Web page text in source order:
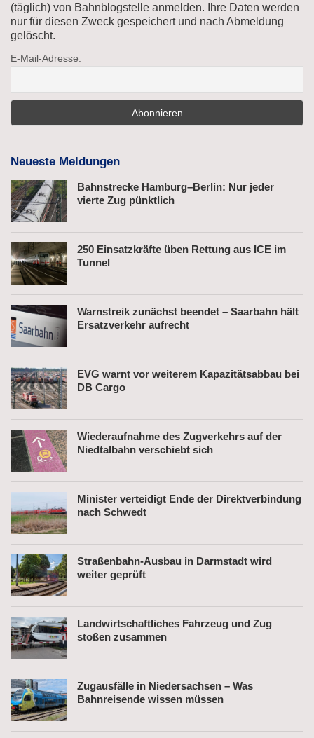
(täglich) von Bahnblogstelle anmelden. Ihre Daten werden
nur für diesen Zweck gespeichert und nach Abmeldung
gelöscht.
E-Mail-Adresse:
Neueste Meldungen
Bahnstrecke Hamburg–Berlin: Nur jeder
vierte Zug pünktlich
250 Einsatzkräfte üben Rettung aus ICE im
Tunnel
Warnstreik zunächst beendet – Saarbahn hält
Ersatzverkehr aufrecht
EVG warnt vor weiterem Kapazitätsabbau bei
DB Cargo
Wiederaufnahme des Zugverkehrs auf der
Niedtalbahn verschiebt sich
Minister verteidigt Ende der Direktverbindung
nach Schwedt
Straßenbahn-Ausbau in Darmstadt wird
weiter geprüft
Landwirtschaftliches Fahrzeug und Zug
stoßen zusammen
Zugausfälle in Niedersachsen – Was
Bahnreisende wissen müssen